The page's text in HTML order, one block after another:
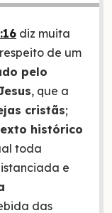
diz muita
de um
pelo
, que a
cristãs;
histórico
toda
e
das